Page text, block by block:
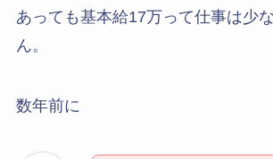
あっても基本給17万って仕事は少
ん。
数年前に